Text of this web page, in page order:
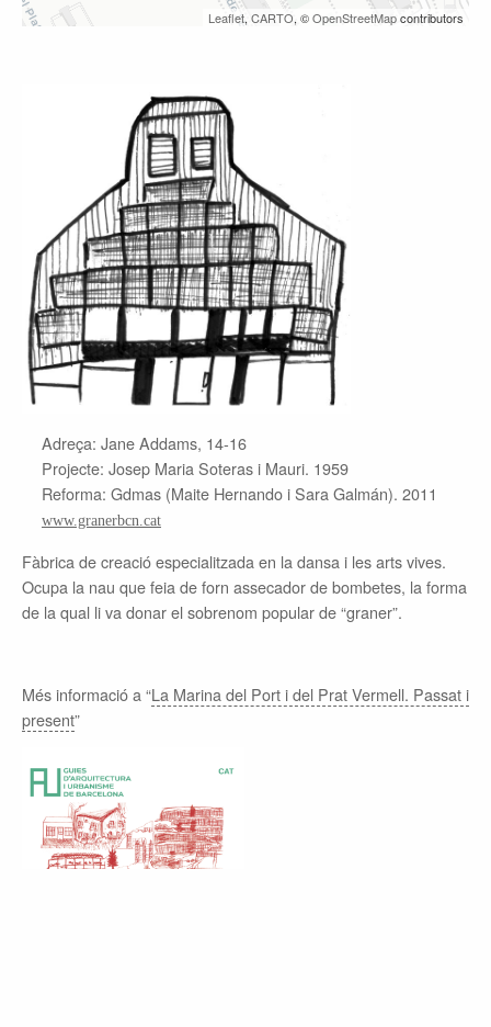
Leaflet, CARTO, ©OpenStreetMapcontributors
Adreça: Jane Addams, 14-16
Projecte: Josep Maria Soteras i Mauri. 1959
Reforma: Gdmas (Maite Hernando i Sara Galmán). 2011
www.granerbcn.cat
Fàbrica de creació especialitzada en la dansa i les arts vives.
Ocupa la nau que feia de forn assecador de bombetes, la forma
de la qual li va donar el sobrenom popular de “graner”.
Més informació a “La Marina del Port i del Prat Vermell. Passat i
present”